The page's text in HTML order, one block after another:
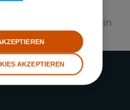
für Nein
AKZEPTIEREN